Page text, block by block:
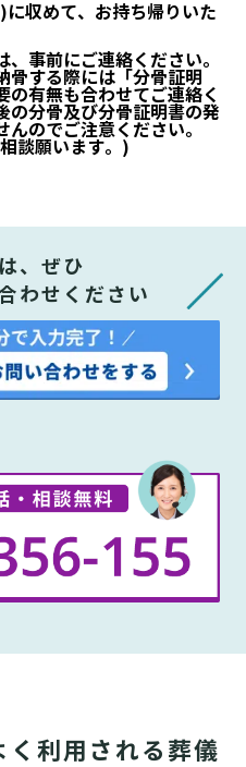
収めて、お持ち帰りいた
事前にご連絡ください。
骨する際には「分骨証明
の有無も合わせてご連絡く
の分骨及び分骨証明書の発
のでご注意ください。
談願います。)
、ぜひ
わせください
く利用される葬儀